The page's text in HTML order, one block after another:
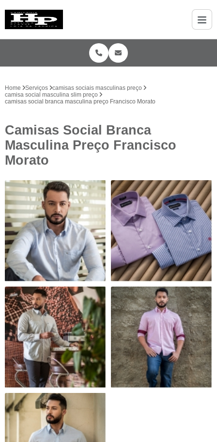
Home Serviços
camisas sociais masculinas preço
camisa social masculina slim preço
camisas social branca masculina preço Francisco Morato
Camisas Social Branca
Masculina Preço Francisco
Morato